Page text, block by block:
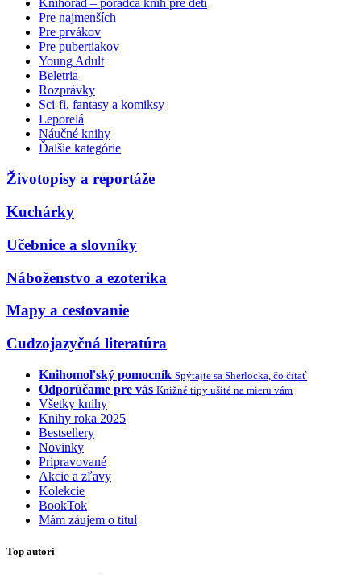
Pre najmenších
Pre prvákov
Pre pubertiakov
Young Adult
Beletria
Rozprávky
Sci-fi, fantasy a komiksy
Leporelá
Náučné knihy
Ďalšie kategórie
Životopisy a reportáže
Kuchárky
Učebnice a slovníky
Náboženstvo a ezoterika
Mapy a cestovanie
Cudzojazyčná literatúra
Knihomoľský pomocník Spýtajte sa Sherlocka, čo čítať
Odporúčame pre vás Knižné tipy ušité na mieru vám
Všetky knihy
Knihy roka 2025
Bestsellery
Novinky
Pripravované
Akcie a zľavy
Kolekcie
BookTok
Mám záujem o titul
Top autori